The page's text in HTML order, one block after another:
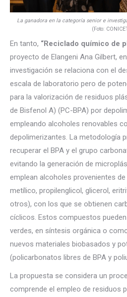
La ganadora en la categoría senior e
(Foto:
En tanto, “Reciclado químico de
proyecto de Elangeni Ana Gilbert,
investigación se relaciona con el
escala de laboratorio pero de
para la valorización de residuos
de Bisfenol A) (PC-BPA) por
empleando alcoholes renovables
depolimerizantes. La metodología
recuperar el BPA y el grupo
evitando la generación de
emplean alcoholes provenientes
metílico, propilenglicol, glicerol,
otros), con los que se obtienen
cíclicos. Estos compuestos
verdes, en síntesis orgánica o
nuevos materiales biobasados y
(policarbonatos libres de BPA y
La propuesta se considera un
comprende el empleo de residuos